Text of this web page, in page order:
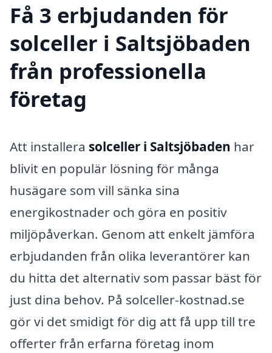
Få 3 erbjudanden för
solceller i Saltsjöbaden
från professionella
företag
Att installera solceller i Saltsjöbaden har
blivit en populär lösning för många
husägare som vill sänka sina
energikostnader och göra en positiv
miljöpåverkan. Genom att enkelt jämföra
erbjudanden från olika leverantörer kan
du hitta det alternativ som passar bäst för
just dina behov. På solceller-kostnad.se
gör vi det smidigt för dig att få upp till tre
offerter från erfarna företag inom